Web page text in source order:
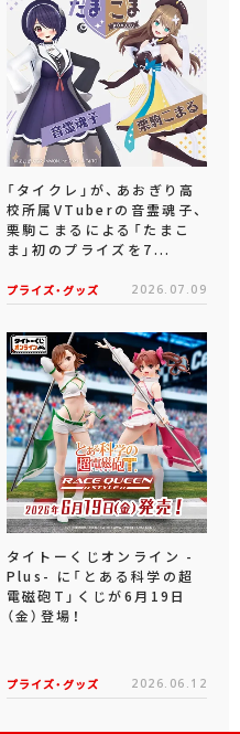
「タイクレ」が、あおぎり高
校所属VTuberの音霊魂子、
栗駒こまるによる「たまこ
ま」初のプライズを7...
プライズ・グッズ 2026.07.09
タイトーくじオンライン -
Plus- に「とある科学の超
電磁砲T」くじが6月19日
（金）登場！
プライズ・グッズ 2026.06.12